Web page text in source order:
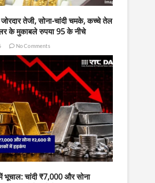
तेजी, सोना-चांदी चमके, कच्चे तेल
के मुकाबले रुपया 95 के नीचे
No Comments
में भूचाल: चांदी ₹7,000 और सोना